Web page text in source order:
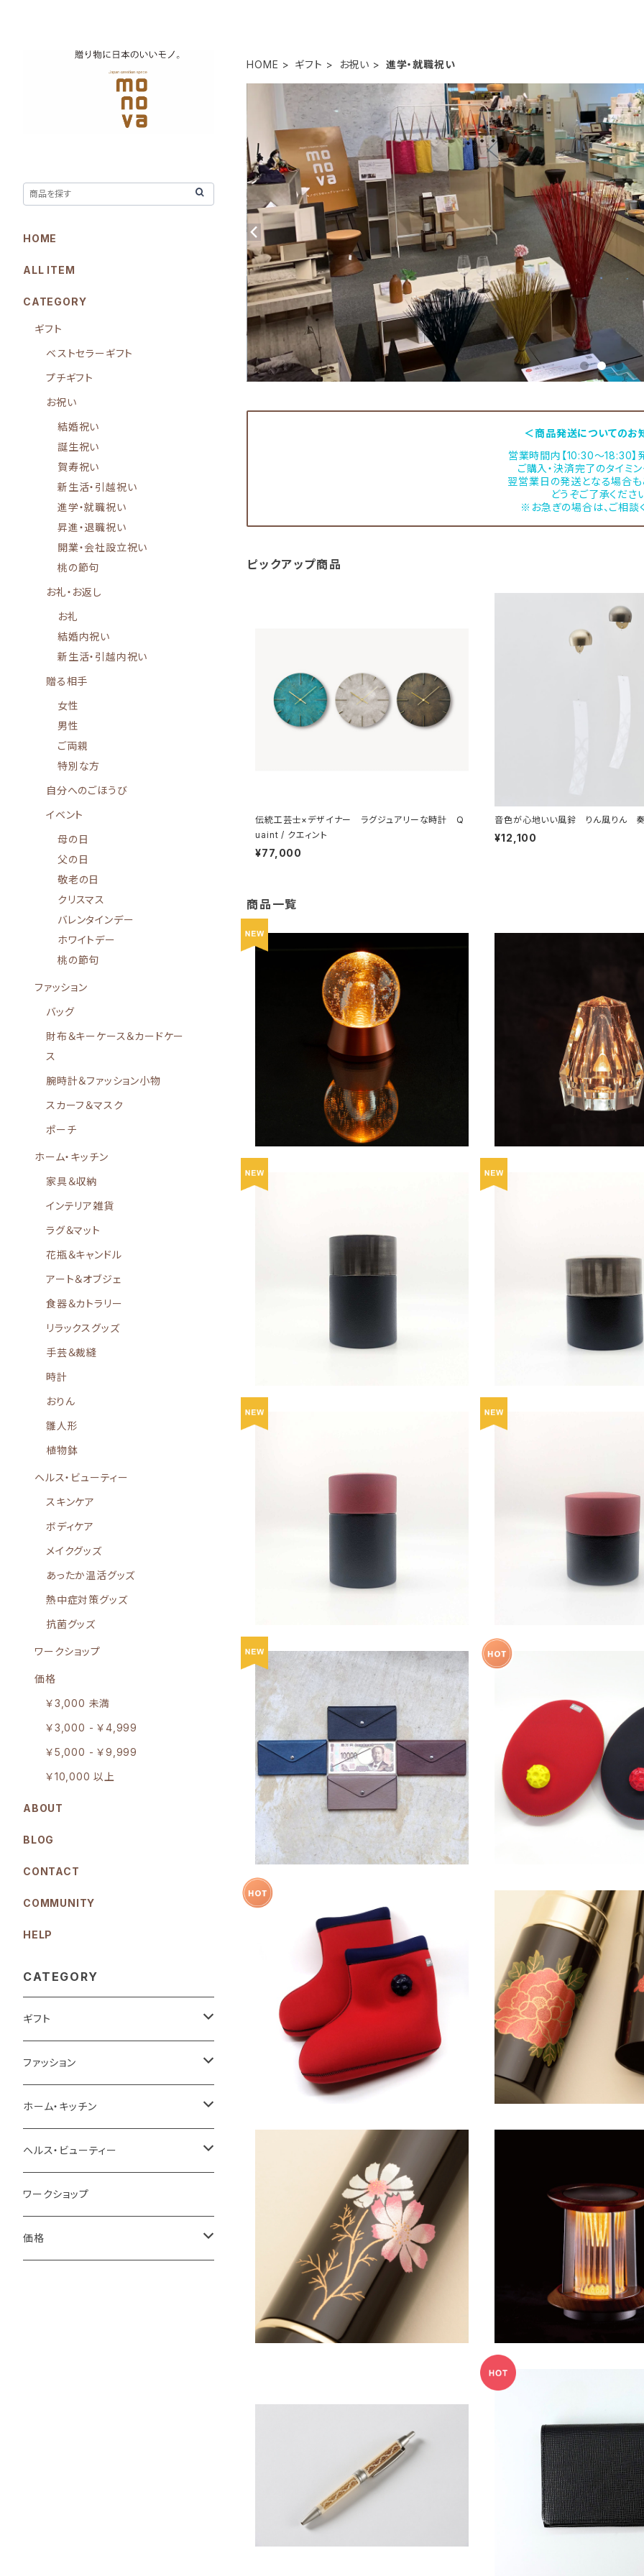
HOME ギフト お祝い 進学・就職祝い
＜商品発送についてのお
営業時間内【10:30～18:30】
ご購入・決済完了のタイミン
翌営業日の発送となる場合も
どうぞご了承くださ
※お急ぎの場合は、ご相談
ピックアップ商品
伝統工芸士×デザイナー ラグジュアリーな時計 Q
uaint / クエィント
¥77,000
音色が心地いい風鈴 りん風りん
¥12,100
商品一覧
気泡ガラスが月の煌きを纏わせるテーブルラ
イト -Luna / ルナ –
¥25,300
【日経トレンディ掲載】宝石の
ルガラスのテーブルライト -
クタゴン -
¥33,000
茶葉・コーヒー豆・お菓子入れ 茶筒（中長）/
銀彩
茶葉・コーヒー豆・お菓子入
銀彩
¥25,300
朱彩
茶葉・コーヒー豆・お菓子入
『Slotto』 ブッテーロ ハッチ 牛革/ 小さい
長財布 ミニ長財布
¥33,000
【温活】やわらか湯たん
¥3,960
【温活】濡れない足湯 やわらか湯たんぽ
足用タイプ
¥24,750
携帯用メイクブラシ 越前蒔
丹と蝶
¥16,500
携帯用メイクブラシ 越前蒔絵×熊野筆 秋
桜
¥9,900
【日経トレンディ掲載】癒しを
ブルライト - Lusso /
¥38,500
SOLD OUT
アイヌ文様の木軸ボールペン
¥5,720
『Minitto』 ブッテーロ ハッ
り財布 コンパクト
¥26,400
SOLD OUT
HOME
ALL ITEM
CATEGORY
ギフト
ベストセラーギフト
プチギフト
お祝い
結婚祝い
誕生祝い
賀寿祝い
新生活・引越祝い
進学・就職祝い
昇進・退職祝い
開業・会社設立祝い
桃の節句
お礼・お返し
お礼
結婚内祝い
新生活・引越内祝い
贈る相手
女性
男性
ご両親
特別な方
自分へのごほうび
イベント
母の日
父の日
敬老の日
クリスマス
バレンタインデー
ホワイトデー
桃の節句
ファッション
バッグ
財布＆キーケース＆カードケー
ス
腕時計＆ファッション小物
スカーフ＆マスク
ポーチ
ホーム・キッチン
家具＆収納
インテリア雑貨
ラグ＆マット
花瓶＆キャンドル
アート＆オブジェ
食器＆カトラリー
リラックスグッズ
手芸＆裁縫
時計
おりん
雛人形
植物鉢
ヘルス・ビューティー
スキンケア
ボディケア
メイクグッズ
あったか温活グッズ
熱中症対策グッズ
抗菌グッズ
ワークショップ
価格
￥3,000 未満
￥3,000 - ￥4,999
￥5,000 - ￥9,999
￥10,000 以上
ABOUT
BLOG
CONTACT
COMMUNITY
HELP
CATEGORY
ギフト
ベストセラーギフト
プチギフト
お祝い
結婚祝い
誕生祝い
お礼・お返し
お礼
贈る相手
ファッション
バッグ
財布＆キーケース＆カードケース
腕時計＆ファッション小物
スカーフ＆マスク
ホーム・キッチン
家具＆収納
インテリア雑貨
ラグ＆マット
ヘルス・ビューティー
スキンケア
ボディケア
ワークショップ
価格